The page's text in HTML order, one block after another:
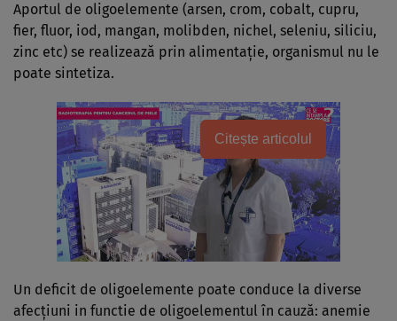
Aportul de oligoelemente (arsen, crom, cobalt, cupru,
fier, fluor, iod, mangan, molibden, nichel, seleniu, siliciu,
zinc etc) se realizează prin alimentaţie, organismul nu le
poate sintetiza.
Citește articolul
Un deficit de oligoelemente poate conduce la diverse
afecţiuni in functie de oligoelementul în cauză: anemie